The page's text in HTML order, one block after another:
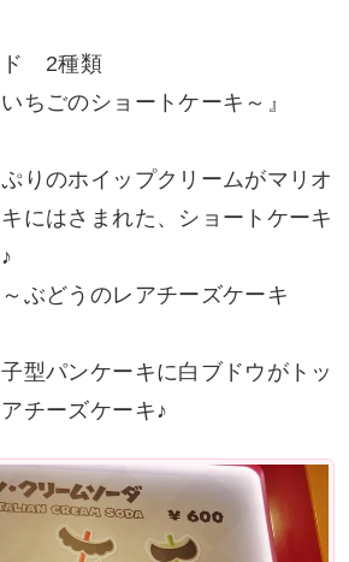
ド 2種類
いちごのショートケーキ～』
りのホイップクリームがマリオ
にはさまれた、ショートケーキ
～ぶどうのレアチーズケーキ
型パンケーキに白ブドウがトッ
チーズケーキ♪